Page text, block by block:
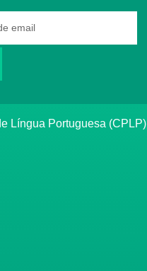
Língua Portuguesa (CPLP)